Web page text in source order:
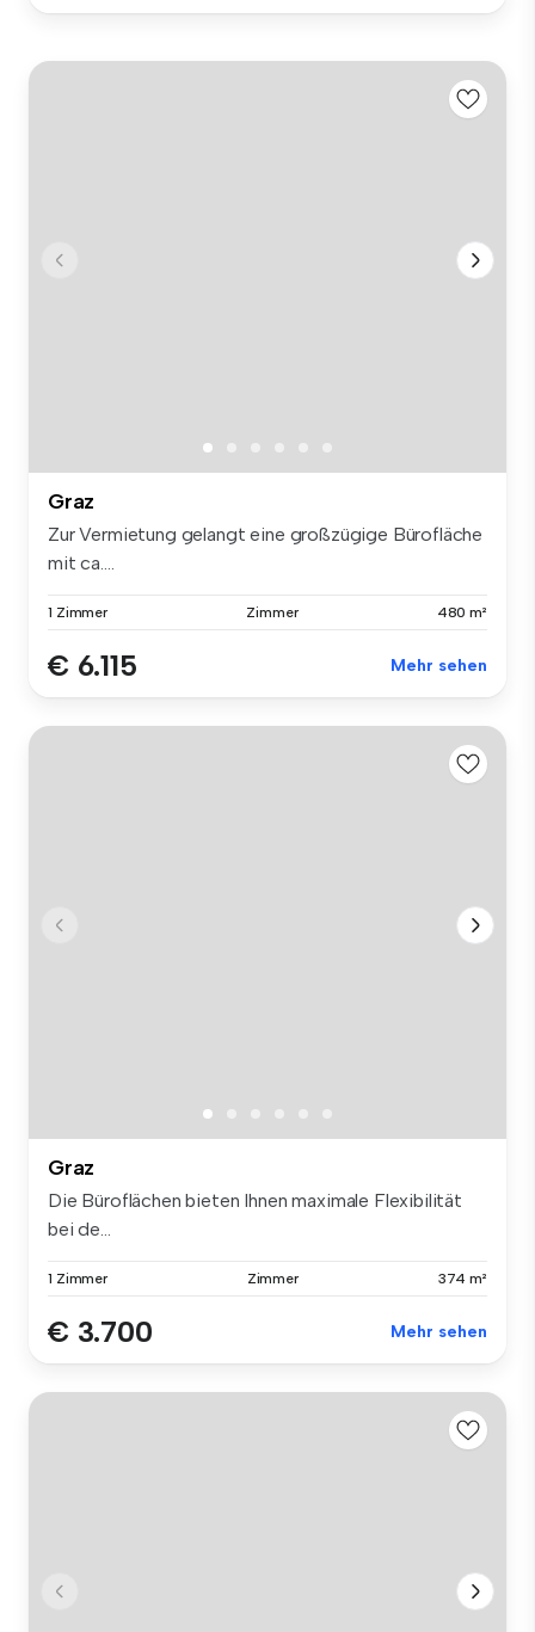
Graz
Zur Vermietung gelangt eine großzügige Bürofläche
mit ca....
1 Zimmer Zimmer 480 m²
€ 6.115 Mehr sehen
Graz
Die Büroflächen bieten Ihnen maximale Flexibilität
bei de...
1 Zimmer Zimmer 374 m²
€ 3.700 Mehr sehen